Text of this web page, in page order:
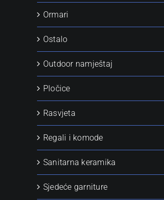
Ormari
Ostalo
Outdoor namještaj
Pločice
Rasvjeta
Regali i komode
Sanitarna keramika
Sjedeće garniture